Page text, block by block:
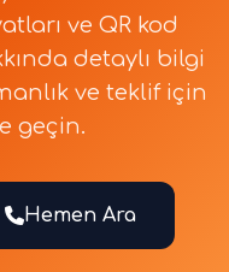
ve QR kod
detaylı bilgi
ve teklif için
geçin.
Hemen Ara